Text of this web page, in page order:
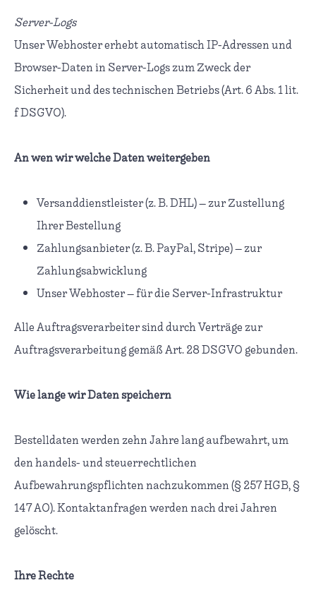
Server-Logs
Unser Webhoster erhebt automatisch IP-Adressen und
Browser-Daten in Server-Logs zum Zweck der
Sicherheit und des technischen Betriebs (Art. 6 Abs. 1 lit.
f DSGVO).
An wen wir welche Daten weitergeben
Versanddienstleister (z. B. DHL) – zur Zustellung
Ihrer Bestellung
Zahlungsanbieter (z. B. PayPal, Stripe) – zur
Zahlungsabwicklung
Unser Webhoster – für die Server-Infrastruktur
Alle Auftragsverarbeiter sind durch Verträge zur
Auftragsverarbeitung gemäß Art. 28 DSGVO gebunden.
Wie lange wir Daten speichern
Bestelldaten werden zehn Jahre lang aufbewahrt, um
den handels- und steuerrechtlichen
Aufbewahrungspflichten nachzukommen (§ 257 HGB, §
147 AO). Kontaktanfragen werden nach drei Jahren
gelöscht.
Ihre Rechte